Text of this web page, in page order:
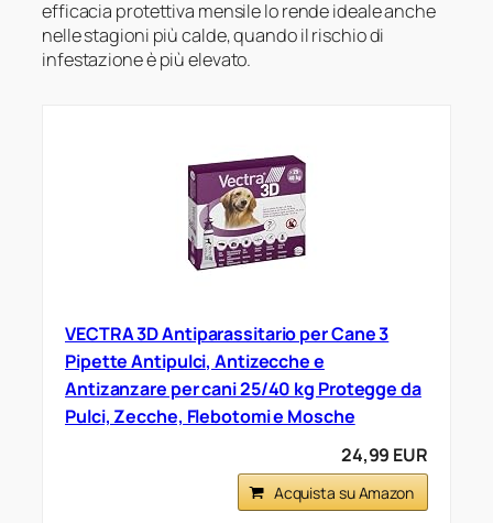
efficacia protettiva mensile lo rende ideale anche
nelle stagioni più calde, quando il rischio di
infestazione è più elevato.
VECTRA 3D Antiparassitario per Cane 3
Pipette Antipulci, Antizecche e
Antizanzare per cani 25/40 kg Protegge da
Pulci, Zecche, Flebotomi e Mosche
24,99 EUR
Acquista su Amazon